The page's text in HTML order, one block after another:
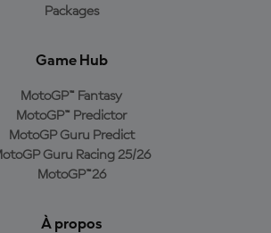
Packages
Game Hub
MotoGP™ Fantasy
MotoGP™ Predictor
MotoGP Guru Predict
Guru Racing 25/26
MotoGP™26
À propos